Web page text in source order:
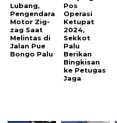
Lubang,
Pengendara
Motor Zig-
zag Saat
Melintas di
Jalan Pue
Bongo Palu
Pos
Operasi
Ketupat
2024,
Sekkot
Palu
Berikan
Bingkisan
ke Petugas
Jaga